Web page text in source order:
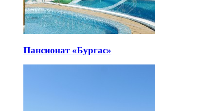
Пансионат «Бургас»